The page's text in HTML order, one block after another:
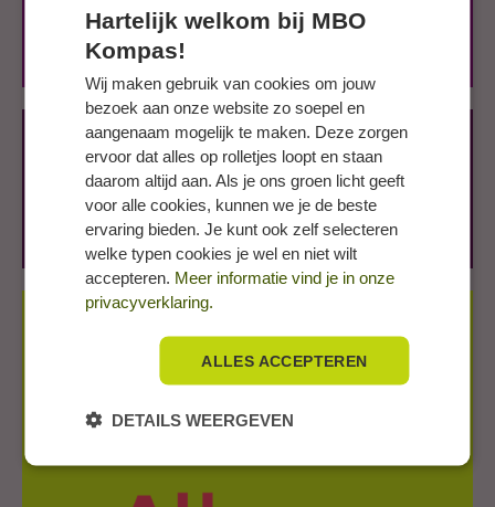
Veel klantencontact
Creatief
Wil jij een opleiding in de wereld van
horeca en bakkerij?
Kijk in deStudieWijzervoor het aanbod in jouw regio en
daarbuiten.
Kijk eens naar de BBL-trajecten vanAlbron. Dat smaakt
Hartelijk welkom bij MBO
Kompas!
Wij maken gebruik van cookies om jouw
bezoek aan onze website zo soepel en
aangenaam mogelijk te maken. Deze zorgen
ervoor dat alles op rolletjes loopt en staan
daarom altijd aan. Als je ons groen licht geeft
voor alle cookies, kunnen we je de beste
ervaring bieden. Je kunt ook zelf selecteren
welke typen cookies je wel en niet wilt
accepteren. Meer informatie vind je in onze
privacyverklaring.
ALLES ACCEPTEREN
DETAILS WEERGEVEN